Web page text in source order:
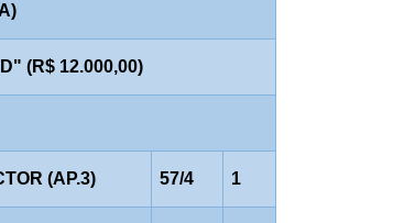
(R$ 12.000,00)
(AP.3) 57/4 1